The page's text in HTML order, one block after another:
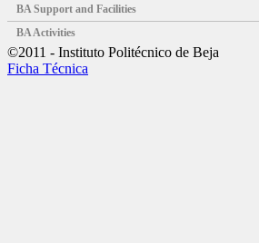
BA Support and Facilities
BA Activities
©2011 - Instituto Politécnico de Beja
Ficha Técnica